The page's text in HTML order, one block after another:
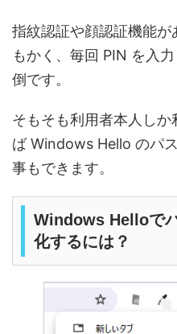
指紋認証や顔認証機能が
もかく、毎回 PIN を入
倒です。
そもそも利用者本人し
ば Windows Hello のパ
事もできます。
Windows Helloで
化するには？